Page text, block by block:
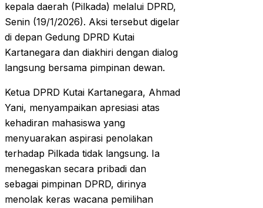
kepala daerah (Pilkada) melalui DPRD,
Senin (19/1/2026). Aksi tersebut digelar
di depan Gedung DPRD Kutai
Kartanegara dan diakhiri dengan dialog
langsung bersama pimpinan dewan.
Ketua DPRD Kutai Kartanegara, Ahmad
Yani, menyampaikan apresiasi atas
kehadiran mahasiswa yang
menyuarakan aspirasi penolakan
terhadap Pilkada tidak langsung. Ia
menegaskan secara pribadi dan
sebagai pimpinan DPRD, dirinya
menolak keras wacana pemilihan